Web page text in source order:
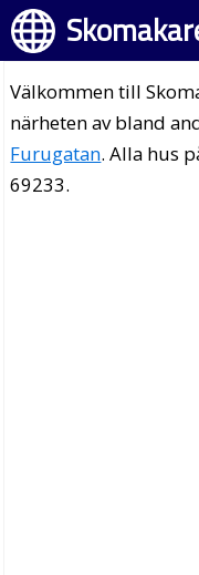
Välkommen till
närheten av bland
Furugatan. Alla hus
69233.